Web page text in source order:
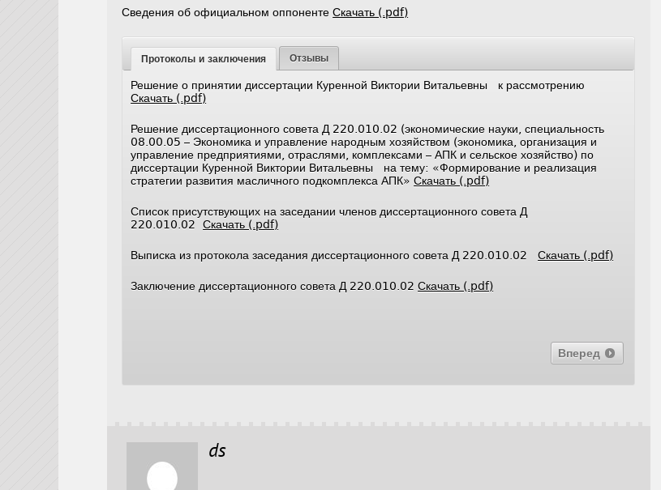
Сведения об официальном оппонентеСкачать (.pdf)
Протоколы и заключения Отзывы
Решение о принятии диссертации Куренной Виктории Витальевны к рассмотрению
Скачать (.pdf)
Решение диссертационного совета Д 220.010.02 (экономические науки, специальность
08.00.05 – Экономика и управление народным хозяйством (экономика, организация и
управление предприятиями, отраслями, комплексами – АПК и сельское хозяйство) по
диссертации Куренной Виктории Витальевны на тему: «Формирование и реализация
стратегии развития масличного подкомплекса АПК»Скачать (.pdf)
Список присутствующих на заседании членов диссертационного совета Д
220.010.02Скачать (.pdf)
Выписка из протокола заседания диссертационного совета Д 220.010.02Скачать (.pdf)
Заключение диссертационного совета Д 220.010.02Скачать (.pdf)
Вперед
ds